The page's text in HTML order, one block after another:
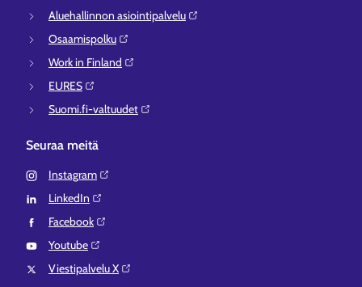
Aluehallinnon asiointipalvelu⁠
Osaamispolku⁠
Work in Finland⁠
EURES⁠
Suomi.fi-valtuudet⁠
Seuraa meitä
Instagram⁠
LinkedIn⁠
Facebook⁠
Youtube⁠
Viestipalvelu X⁠